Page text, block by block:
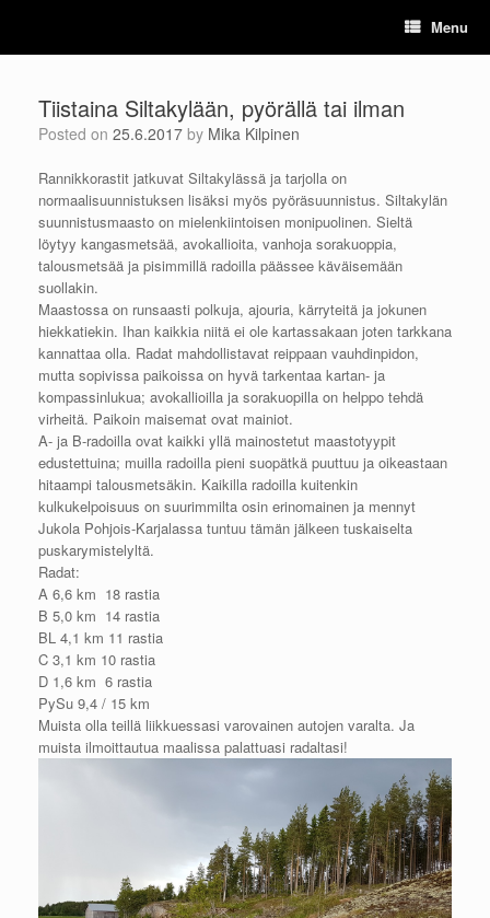
content
Menu
Tiistaina Siltakylään, pyörällä tai ilman
Posted on 25.6.2017 by Mika Kilpinen
Rannikkorastit jatkuvat Siltakylässä ja tarjolla on
normaalisuunnistuksen lisäksi myös pyöräsuunnistus. Siltakylän
suunnistusmaasto on mielenkiintoisen monipuolinen. Sieltä
löytyy kangasmetsää, avokallioita, vanhoja sorakuoppia,
talousmetsää ja pisimmillä radoilla päässee käväisemään
suollakin.
Maastossa on runsaasti polkuja, ajouria, kärryteitä ja jokunen
hiekkatiekin. Ihan kaikkia niitä ei ole kartassakaan joten tarkkana
kannattaa olla. Radat mahdollistavat reippaan vauhdinpidon,
mutta sopivissa paikoissa on hyvä tarkentaa kartan- ja
kompassinlukua; avokallioilla ja sorakuopilla on helppo tehdä
virheitä. Paikoin maisemat ovat mainiot.
A- ja B-radoilla ovat kaikki yllä mainostetut maastotyypit
edustettuina; muilla radoilla pieni suopätkä puuttuu ja oikeastaan
hitaampi talousmetsäkin. Kaikilla radoilla kuitenkin
kulkukelpoisuus on suurimmilta osin erinomainen ja mennyt
Jukola Pohjois-Karjalassa tuntuu tämän jälkeen tuskaiselta
puskarymistelyltä.
Radat:
A 6,6 km 18 rastia
B 5,0 km 14 rastia
BL 4,1 km 11 rastia
C 3,1 km 10 rastia
D 1,6 km 6 rastia
PySu 9,4 / 15 km
Muista olla teillä liikkuessasi varovainen autojen varalta. Ja
muista ilmoittautua maalissa palattuasi radaltasi!